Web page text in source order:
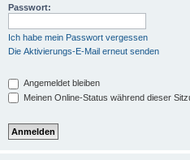
Passwort:
Ich habe mein Passwort vergessen
Die Aktivierungs-E-Mail erneut senden
Angemeldet bleiben
Meinen Online-Status während dieser